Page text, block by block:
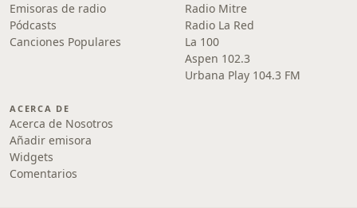
Emisoras de radio
Pódcasts
Canciones Populares
Radio Mitre
Radio La Red
La 100
Aspen 102.3
Urbana Play 104.3 FM
ACERCA DE
Acerca de Nosotros
Añadir emisora
Widgets
Comentarios